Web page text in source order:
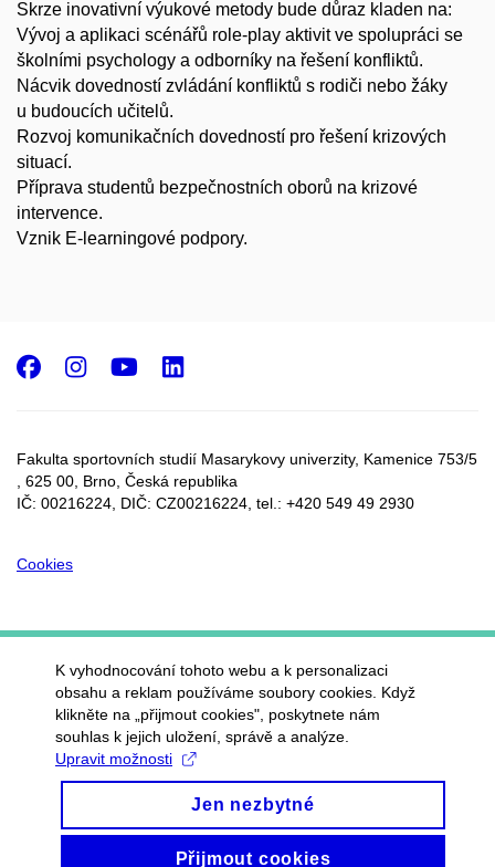
Skrze inovativní výukové metody bude důraz kladen na:
Vývoj a aplikaci scénářů role-play aktivit ve spolupráci se
školními psychology a odborníky na řešení konfliktů.
Nácvik dovedností zvládání konfliktů s rodiči nebo žáky
u budoucích učitelů.
Rozvoj komunikačních dovedností pro řešení krizových
situací.
Příprava studentů bezpečnostních oborů na krizové
intervence.
Vznik E-learningové podpory.
Fakulta sportovních studií Masarykovy univerzity, Kamenice 753/5​
, 625 00, Brno, Česká republika
IČ: 00216224, DIČ: CZ00216224, tel.: +420 549 49 2930
Cookies
Facebook
Instagram
Youtube
K vyhodnocování tohoto webu a k personalizaci
obsahu a reklam používáme soubory cookies. Když
klikněte na „přijmout cookies", poskytnete nám
souhlas k jejich uložení, správě a analýze.
Upravit možnosti
Jen nezbytné
Přijmout cookies